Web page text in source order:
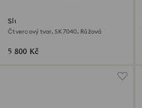
Sluneční brýle
Čtvercový tvar, SK7040, Růžová
5 800 Kč